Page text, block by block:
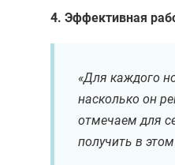
4. Эффективная
«Для каждого
насколько он
отмечаем для
получить в